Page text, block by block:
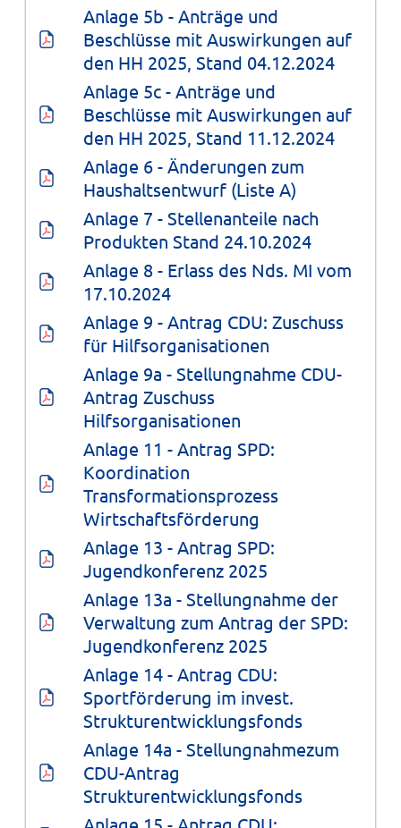
Anlage 5b - Anträge und
Beschlüsse mit Auswirkungen auf
den HH 2025, Stand 04.12.2024
Anlage 5c - Anträge und
Beschlüsse mit Auswirkungen auf
den HH 2025, Stand 11.12.2024
Anlage 6 - Änderungen zum
Haushaltsentwurf (Liste A)
Anlage 7 - Stellenanteile nach
Produkten Stand 24.10.2024
Anlage 8 - Erlass des Nds. MI vom
17.10.2024
Anlage 9 - Antrag CDU: Zuschuss
für Hilfsorganisationen
Anlage 9a - Stellungnahme CDU-
Antrag Zuschuss
Hilfsorganisationen
Anlage 11 - Antrag SPD:
Koordination
Transformationsprozess
Wirtschaftsförderung
Anlage 13 - Antrag SPD:
Jugendkonferenz 2025
Anlage 13a - Stellungnahme der
Verwaltung zum Antrag der SPD:
Jugendkonferenz 2025
Anlage 14 - Antrag CDU:
Sportförderung im invest.
Strukturentwicklungsfonds
Anlage 14a - Stellungnahmezum
CDU-Antrag
Strukturentwicklungsfonds